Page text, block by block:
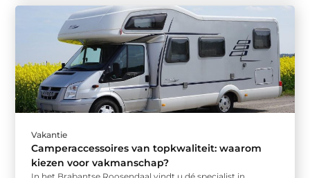
Vakantie
Camperaccessoires van topkwaliteit: waarom
kiezen voor vakmanschap?